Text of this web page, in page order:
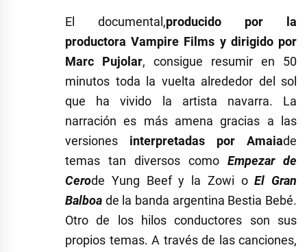
El documental,producido por la
productora Vampire Films y dirigido por
Marc Pujolar, consigue resumir en 50
minutos toda la vuelta alrededor del sol
que ha vivido la artista navarra. La
narración es más amena gracias a las
versiones interpretadas por Amaiade
temas tan diversos como Empezar de
Cerode Yung Beef y la Zowi oEl Gran
Balboa de la banda argentina Bestia Bebé.
Otro de los hilos conductores son sus
propios temas. A través de las canciones,